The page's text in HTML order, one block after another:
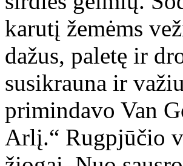
karutį žemėms
dažus, paletę ir
susikrauna ir
primindavo Van
Arlį.“ Rugpjūčio